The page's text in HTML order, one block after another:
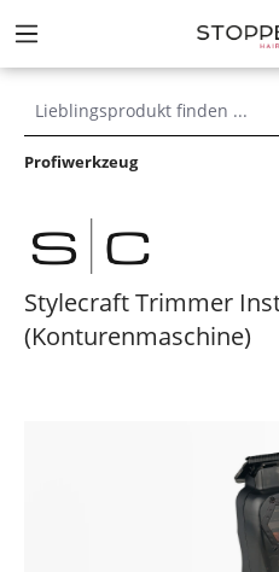
springen
Profiwerkzeug
Stylecraft Trimmer
(Konturenmaschine)